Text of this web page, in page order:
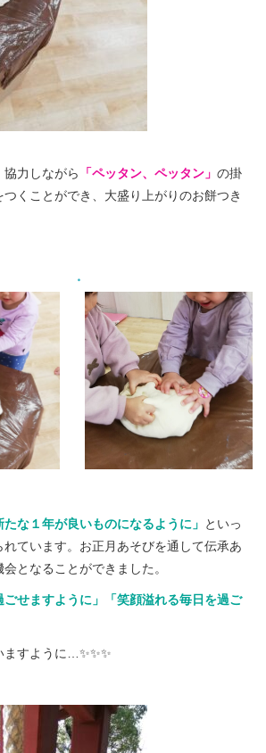
力しながら 「ペッタン、ペッタン」 の掛
くことができ、大盛り上がりのお餅つき
たな１年が良いものになるように」 といっ
ています。お正月あそびを通して伝承あ
となることができました。
ごせますように」「笑顔溢れる毎日を過ご
すように…✨✨✨